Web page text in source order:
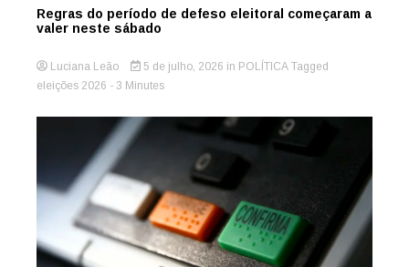
Regras do período de defeso eleitoral começaram a
valer neste sábado
Luciana Leão 5 de julho, 2026 in POLÍTICA Tagged
eleições 2026 - 3 Minutes